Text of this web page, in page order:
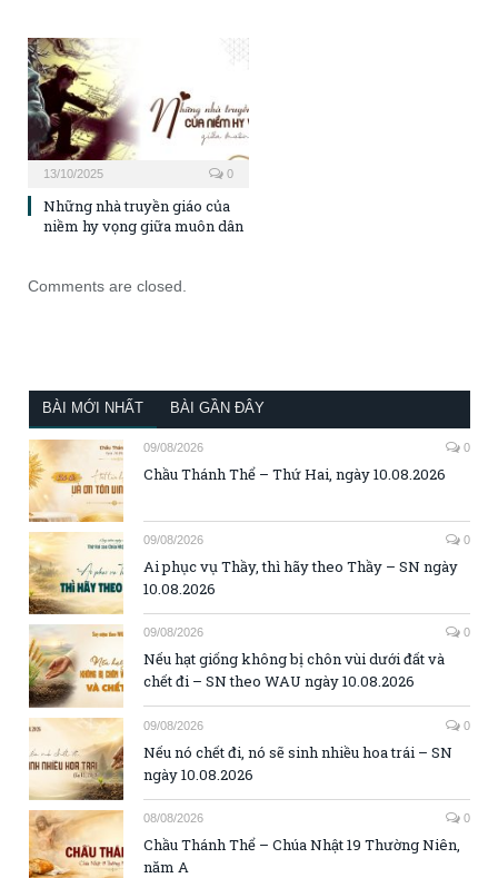
13/10/2025 0
Những nhà truyền giáo của
niềm hy vọng giữa muôn dân
Comments are closed.
BÀI MỚI NHẤT BÀI GẦN ĐÂY
09/08/2026 0
Chầu Thánh Thể – Thứ Hai, ngày 10.08.2026
09/08/2026 0
Ai phục vụ Thầy, thì hãy theo Thầy – SN ngày
10.08.2026
09/08/2026 0
Nếu hạt giống không bị chôn vùi dưới đất và
chết đi – SN theo WAU ngày 10.08.2026
09/08/2026 0
Nếu nó chết đi, nó sẽ sinh nhiều hoa trái – SN
ngày 10.08.2026
08/08/2026 0
Chầu Thánh Thể – Chúa Nhật 19 Thường Niên,
năm A